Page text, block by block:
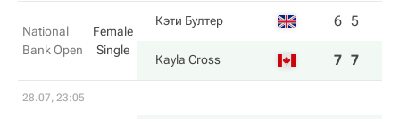
National
Bank Open
Female
Single
Кэти Бултер 6 5
Kayla Cross 7 7
28.07, 23:05